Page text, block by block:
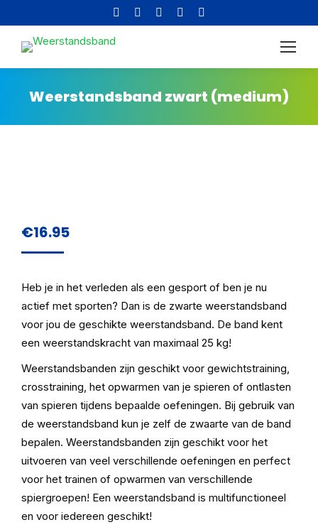
Facebook
page
in
window
Instagram
page
in
window
YouTube
page
in
window
page
in
window
page
in
new
window
Weerstandsband zwart (medium)
€16.95
Heb je in het verleden als een gesport of ben je nu
actief met sporten? Dan is de zwarte weerstandsband
voor jou de geschikte weerstandsband. De band kent
een weerstandskracht van maximaal 25 kg!
Weerstandsbanden zijn geschikt voor gewichtstraining,
crosstraining, het opwarmen van je spieren of ontlasten
van spieren tijdens bepaalde oefeningen. Bij gebruik van
de weerstandsband kun je zelf de zwaarte van de band
bepalen. Weerstandsbanden zijn geschikt voor het
uitvoeren van veel verschillende oefeningen en perfect
voor het trainen of opwarmen van verschillende
spiergroepen! Een weerstandsband is multifunctioneel
en voor iedereen geschikt!